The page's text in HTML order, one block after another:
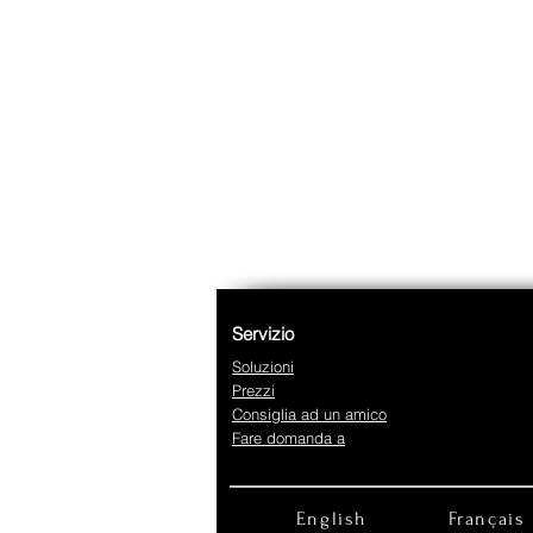
Servizio
Soluzioni
Prezzi
Consiglia ad un amico
Fare domanda a
English Français